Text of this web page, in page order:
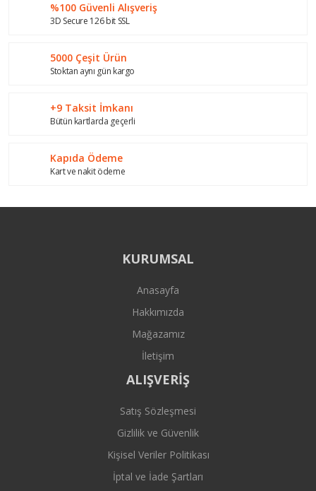
%100 Güvenli Alışveriş
3D Secure 126 bit SSL
5000 Çeşit Ürün
Stoktan aynı gün kargo
+9 Taksit İmkanı
Bütün kartlarda geçerli
Kapıda Ödeme
Kart ve nakit ödeme
KURUMSAL
Anasayfa
Hakkımızda
Mağazamız
İletişim
ALIŞVERİŞ
Satış Sözleşmesi
Gizlilik ve Güvenlik
Kişisel Veriler Politikası
İptal ve İade Şartları